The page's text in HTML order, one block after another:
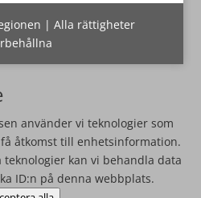
| Alla rättigheter
använder vi teknologier som
åtkomst till enhetsinformation.
teknologier kan vi behandla data
ID:n på denna webbplats.